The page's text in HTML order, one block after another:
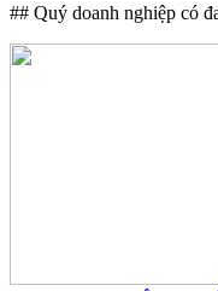
## Quý doanh nghiệp có